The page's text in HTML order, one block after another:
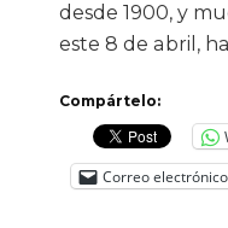
desde 1900, y
este 8 de abril,
Compártelo:
Correo electrónico